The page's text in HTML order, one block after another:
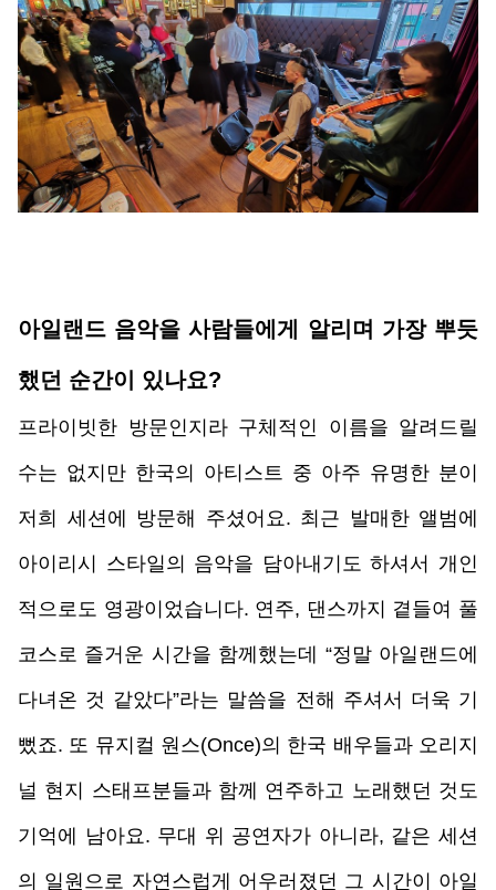
아일랜드 음악을 사람들에게 알리며 가장 뿌듯
했던 순간이 있나요?
프라이빗한 방문인지라 구체적인 이름을 알려드릴
수는 없지만 한국의 아티스트 중 아주 유명한 분이
저희 세션에 방문해 주셨어요. 최근 발매한 앨범에
아이리시 스타일의 음악을 담아내기도 하셔서 개인
적으로도 영광이었습니다. 연주, 댄스까지 곁들여 풀
코스로 즐거운 시간을 함께했는데 “정말 아일랜드에
다녀온 것 같았다”라는 말씀을 전해 주셔서 더욱 기
뻤죠. 또 뮤지컬 원스(Once)의 한국 배우들과 오리지
널 현지 스태프분들과 함께 연주하고 노래했던 것도
기억에 남아요. 무대 위 공연자가 아니라, 같은 세션
의 일원으로 자연스럽게 어우러졌던 그 시간이 아일